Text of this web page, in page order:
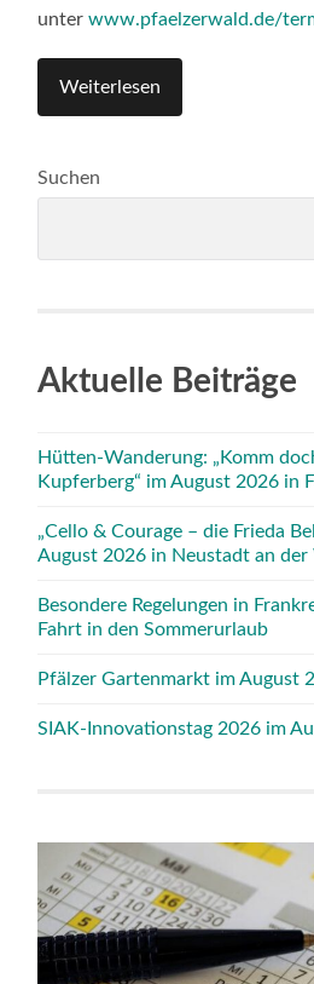
unterwww.pfaelzerwald.de/
Weiterlesen
Suchen
Aktuelle Beiträge
Hütten-Wanderung: „Komm
Kupferberg“ im August 2026 in
„Cello & Courage – die Frieda
August 2026 in Neustadt an der
Besondere Regelungen in
Fahrt in den Sommerurlaub
Pfälzer Gartenmarkt im August
SIAK-Innovationstag 2026 im